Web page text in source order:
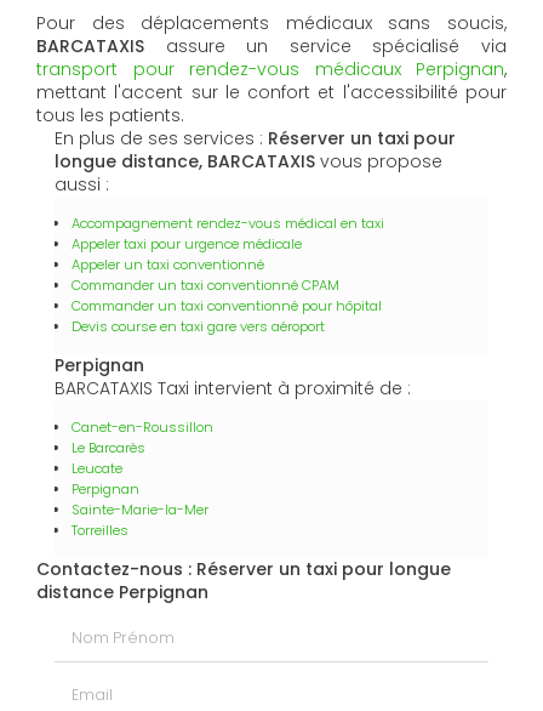
Pour des déplacements médicaux sans soucis,
BARCATAXIS assure un service spécialisé via
transport pour rendez-vous médicaux Perpignan,
mettant l'accent sur le confort et l'accessibilité pour
tous les patients.
En plus de ses services : Réserver un taxi pour
longue distance, BARCATAXIS vous propose
aussi :
Accompagnement rendez-vous médical en taxi
Appeler taxi pour urgence médicale
Appeler un taxi conventionné
Commander un taxi conventionné CPAM
Commander un taxi conventionné pour hôpital
Devis course en taxi gare vers aéroport
Perpignan
BARCATAXIS Taxi intervient à proximité de :
Canet-en-Roussillon
Le Barcarès
Leucate
Perpignan
Sainte-Marie-la-Mer
Torreilles
Contactez-nous : Réserver un taxi pour longue
distance Perpignan